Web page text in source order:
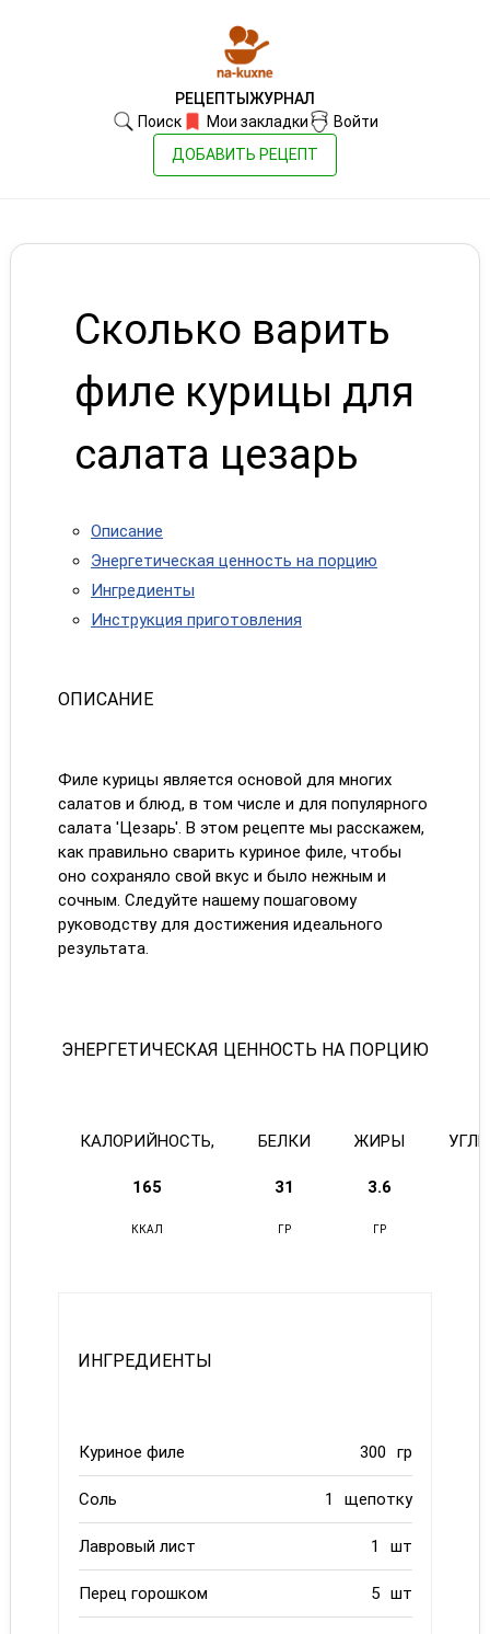
РЕЦЕПТЫ ЖУРНАЛ
Поиск
Мои закладки
Войти
ДОБАВИТЬ РЕЦЕПТ
Сколько варить
филе курицы для
салата цезарь
Описание
Энергетическая ценность на порцию
Ингредиенты
Инструкция приготовления
ОПИСАНИЕ
Филе курицы является основой для многих
салатов и блюд, в том числе и для популярного
салата 'Цезарь'. В этом рецепте мы расскажем,
как правильно сварить куриное филе, чтобы
оно сохраняло свой вкус и было нежным и
сочным. Следуйте нашему пошаговому
руководству для достижения идеального
результата.
ЭНЕРГЕТИЧЕСКАЯ ЦЕННОСТЬ НА ПОРЦИЮ
КАЛОРИЙНОСТЬ, БЕЛКИ ЖИРЫ
165 31 3.6
ККАЛ ГР ГР
ИНГРЕДИЕНТЫ
Куриное филе 300 гр
Соль 1 щепотку
Лавровый лист 1 шт
Перец горошком 5 шт